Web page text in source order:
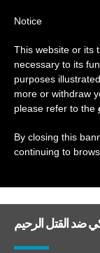
DAY
DERNIÈRES
ضد القتل الرحيم
Notice
This website or its
necessary to its
purposes
more or withdraw
please refer to the
By closing this
continuing to